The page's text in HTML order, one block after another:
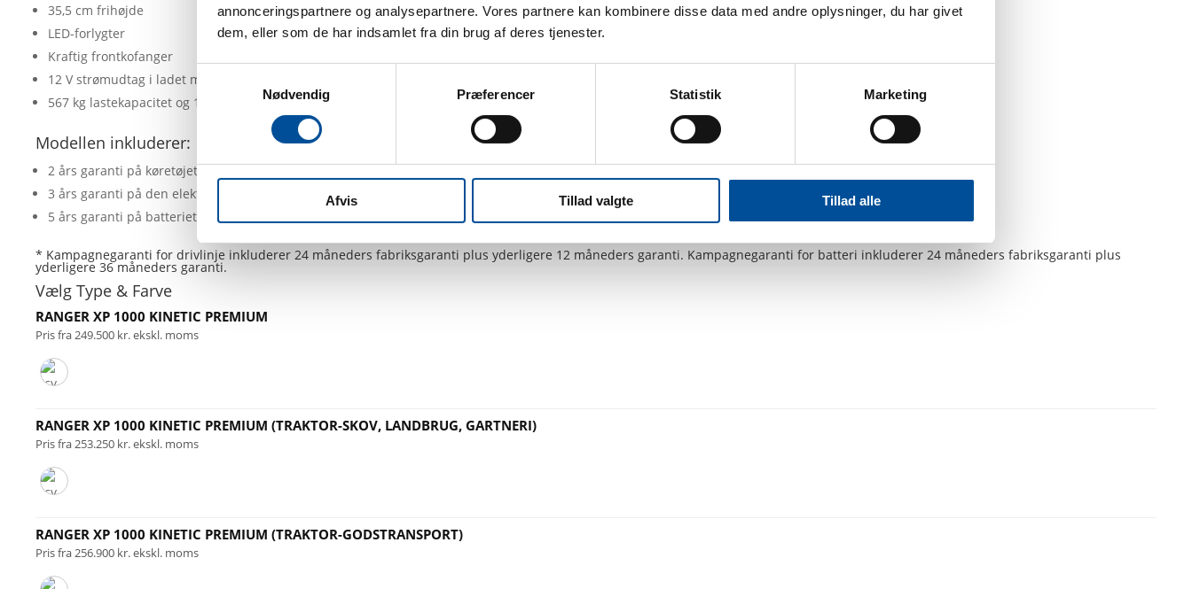
annonceringspartnere og analysepartnere. Vores partnere kan kombinere disse data med andre oplysninger, du har givet
dem, eller som de har indsamlet fra din brug af deres tjenester.
Nødvendig
Præferencer Statistik Marketing
Afvis Tillad valgte Tillad alle
35,5 cm frihøjde
LED-forlygter
Kraftig frontkofanger
12 V strømudtag i ladet med integreret kontakt i instrumentpanelet
567 kg lastekapacitet og 1.134 kg trækkapacitet
Modellen inkluderer:
2 års garanti på køretøjet*
3 års garanti på den elektriske drivlinje*
5 års garanti på batteriet*
* Kampagnegaranti for drivlinje inkluderer 24 måneders fabriksgaranti plus yderligere 12 måneders garanti. Kampagnegaranti for batteri inkluderer 24 måneders fabriksgaranti plus
yderligere 36 måneders garanti.
Vælg Type & Farve
RANGER XP 1000 KINETIC PREMIUM
Pris fra 249.500 kr. ekskl. moms
RANGER XP 1000 KINETIC PREMIUM (TRAKTOR-SKOV, LANDBRUG, GARTNERI)
Pris fra 253.250 kr. ekskl. moms
RANGER XP 1000 KINETIC PREMIUM (TRAKTOR-GODSTRANSPORT)
Pris fra 256.900 kr. ekskl. moms